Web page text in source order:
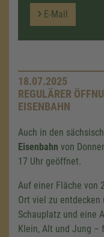
E-Mail
18.07.2025
REGULÄRER
EISENBAHN
Auch in den
Eisenbahn von
17 Uhr geöffnet.
Auf einer Fläche von
Ort viel zu entdecken
Schauplatz und eine
Klein, Alt und Jung –